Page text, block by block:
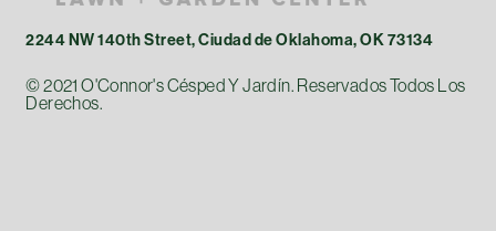
2244 NW 140th Street, Ciudad de Oklahoma, OK 73134
© 2021 O'Connor's Césped Y Jardín. Reservados Todos Los
Derechos.